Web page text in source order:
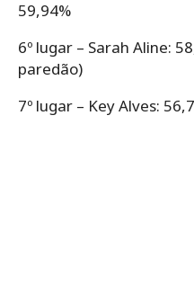
59,94%
6º lugar – Sarah Aline:
paredão)
7º lugar – Key Alves: